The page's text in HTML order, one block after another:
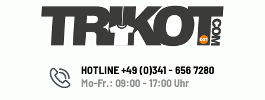
HOTLINE +49 (0)341 - 656 7280
Mo-Fr.: 09:00 - 17:00 Uhr